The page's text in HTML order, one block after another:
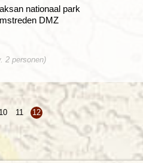
nationaal park
DMZ
2 personen)
10 11 12